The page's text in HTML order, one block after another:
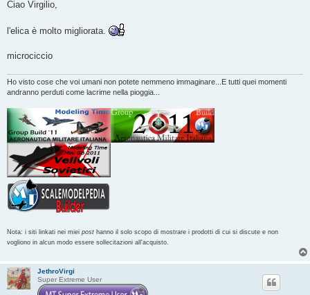
s
g
g
o
Ciao Virgilio,
l'elica è molto migliorata.
microciccio
Ho visto cose che voi umani non potete nemmeno immaginare...E tutti quei momenti
andranno perduti come lacrime nella pioggia...
Nota: i siti linkati nei miei post hanno il solo scopo di mostrare i prodotti di cui si discute e non
vogliono in alcun modo essere sollecitazioni all'acquisto.
JethroVirgi
Super Extreme User